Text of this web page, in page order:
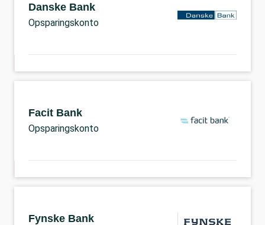
Danske Bank
Opsparingskonto
Facit Bank
Opsparingskonto
Fynske Bank